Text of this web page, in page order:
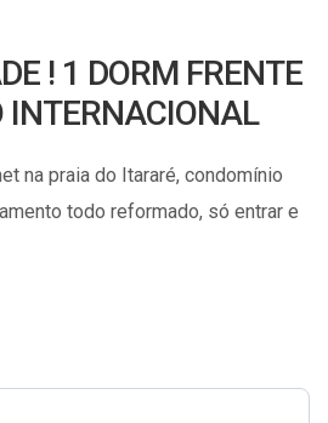
! 1 DORM FRENTE
INTERNACIONAL
na praia do Itararé, condomínio
todo reformado, só entrar e